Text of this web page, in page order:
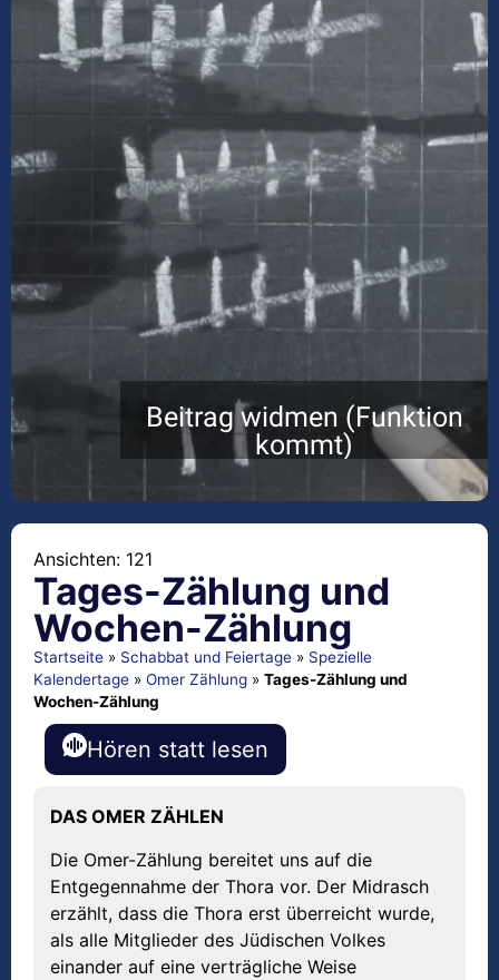
Beitrag widmen (Funktion
kommt)
Ansichten: 121
Tages-Zählung und
Wochen-Zählung
Startseite » Schabbat und Feiertage » Spezielle
Kalendertage » Omer Zählung » Tages-Zählung und
Wochen-Zählung
Hören statt lesen
DAS OMER ZÄHLEN
Die Omer-Zählung bereitet uns auf die
Entgegennahme der Thora vor. Der Midrasch
erzählt, dass die Thora erst überreicht wurde,
als alle Mitglieder des Jüdischen Volkes
einander auf eine verträgliche Weise